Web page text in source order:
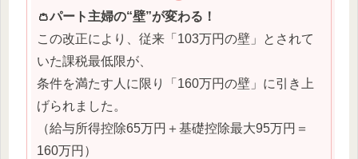
👛パート主婦の“壁”が変わる！
この改正により、従来「103万円の壁」とされて
いた課税最低限が、
条件を満たす人に限り「160万円の壁」に引き上
げられました。
（給与所得控除65万円＋基礎控除最大95万円＝
160万円）